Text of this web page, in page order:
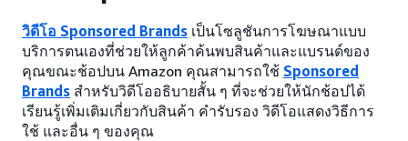
วิดีโอ Sponsored Brands เป็นโซลูชันการโฆษณาแบบ
บริการตนเองที่ช่วยให้ลูกค้าค้นพบสินค้าและแบรนด์ของ
คุณขณะช้อปบน Amazon คุณสามารถใช้ Sponsored
Brands สำหรับวิดีโออธิบายสั้น ๆ ที่จะช่วยให้นักช้อปได้
เรียนรู้เพิ่มเติมเกี่ยวกับสินค้า คำรับรอง วิดีโอแสดงวิธีการ
ใช้ และอื่น ๆ ของคุณ